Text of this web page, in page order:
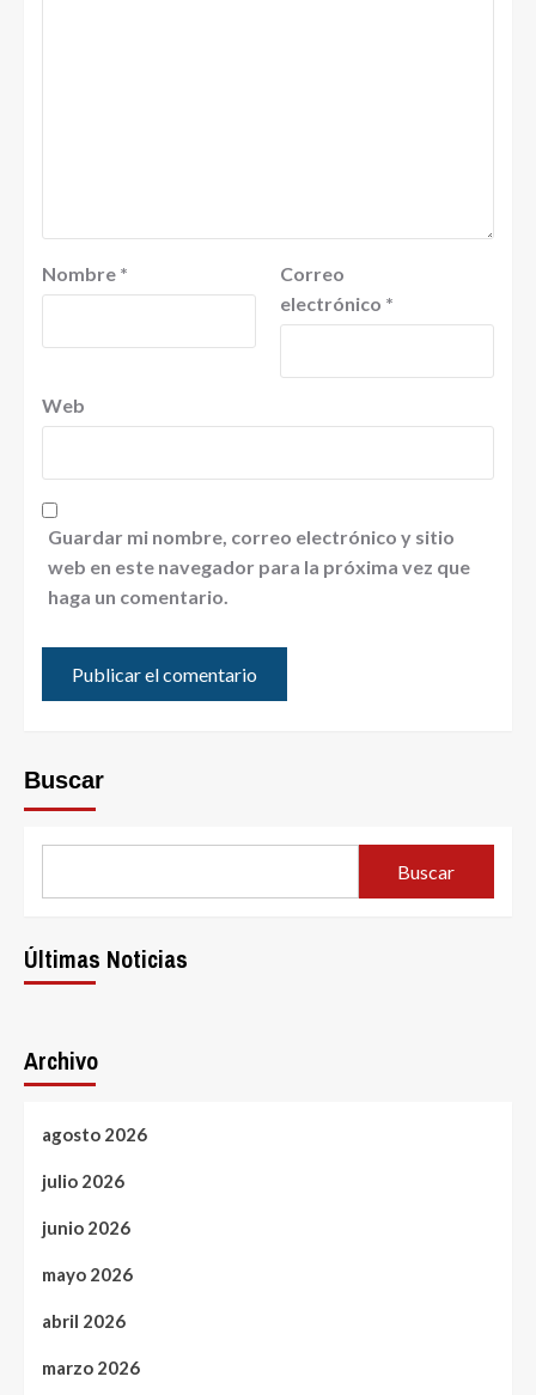
Nombre *
Correo
electrónico *
Web
Guardar mi nombre, correo electrónico y sitio
web en este navegador para la próxima vez que
haga un comentario.
Buscar
Buscar
Últimas Noticias
Archivo
agosto 2026
julio 2026
junio 2026
mayo 2026
abril 2026
marzo 2026